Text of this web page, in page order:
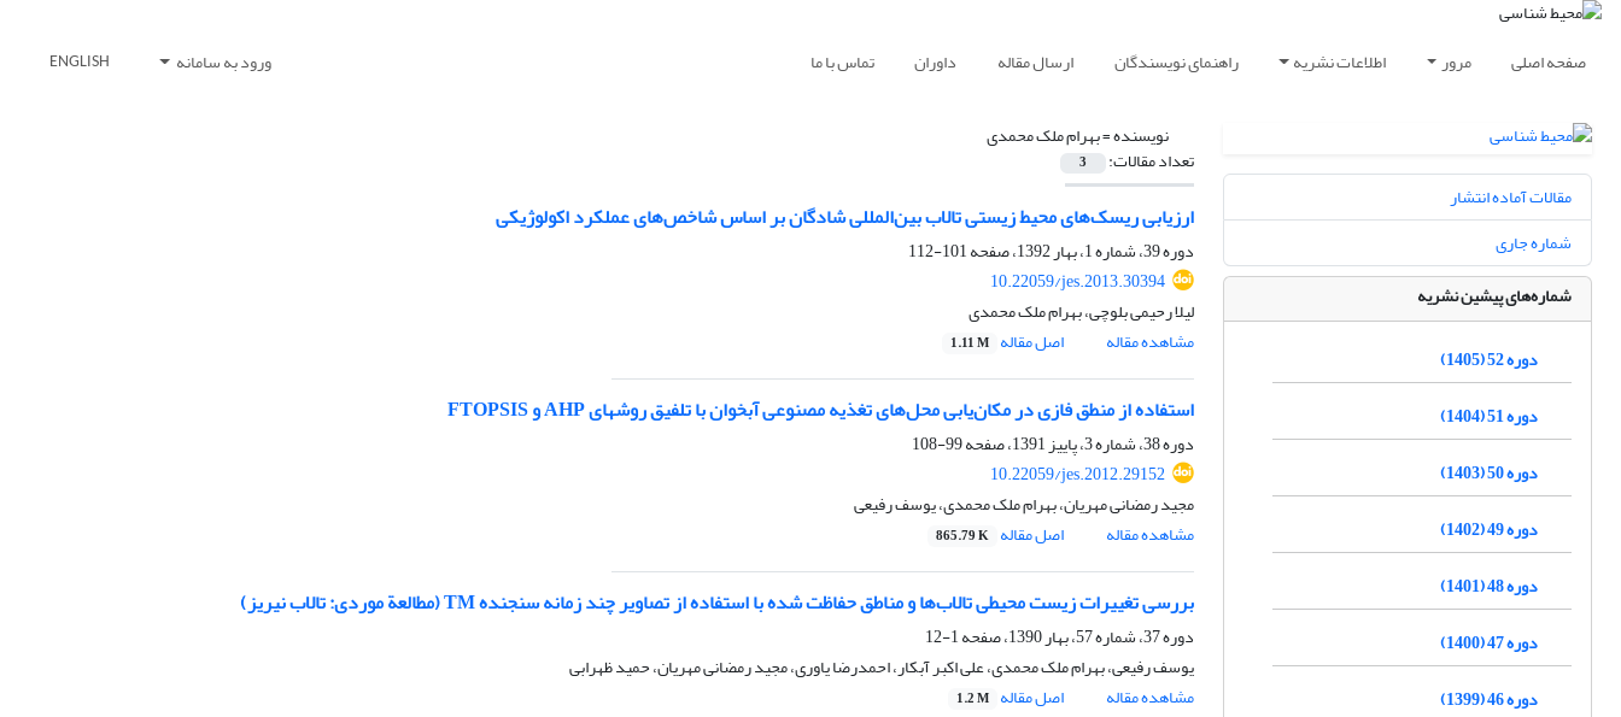
صفحه اصلی مرور اطلاعات نشریه راهنمای نویسندگان ارسال مقاله داوران تماس با ما ورود به سامانه ENGLISH
نویسنده =بهرام ملک محمدی
تعداد مقالات: 3
ارزیابی ریسک‌های محیط زیستی تالاب بین‌المللی شادگان بر اساس شاخص‌های عملکرد اکولوژیکی
دوره 39، شماره 1، بهار 1392، صفحه
101-112
10.22059/jes.2013.30394
لیلا رحیمی بلوچی، بهرام ملک محمدی
مشاهده مقاله
اصل مقاله 1.11 M
استفاده از منطق فازی در مکان‌یابی محل‌های تغذیه مصنوعی آبخوان با تلفیق روشهای AHP و FTOPSIS
دوره 38، شماره 3، پاییز 1391، صفحه
99-108
10.22059/jes.2012.29152
مجید رمضانی مهریان، بهرام ملک محمدی، یوسف رفیعی
مشاهده مقاله
اصل مقاله 865.79 K
بررسی تغییرات زیست محیطی تالاب‌ها و مناطق حفاظت شده با استفاده از تصاویر چند زمانه سنجنده TM (مطالعة موردی: تالاب نیریز)
دوره 37، شماره 57، بهار 1390، صفحه
1-12
یوسف رفیعی، بهرام ملک محمدی، علی اکبر آبکار، احمدرضا یاوری، مجید رمضانی مهریان، حمید ظهرابی
مشاهده مقاله
اصل مقاله 1.2 M
مقالات آماده انتشار
شماره جاری
شماره‌های پیشین نشریه
دوره 52 (1405)
دوره 51 (1404)
دوره 50 (1403)
دوره 49 (1402)
دوره 48 (1401)
دوره 47 (1400)
دوره 46 (1399)